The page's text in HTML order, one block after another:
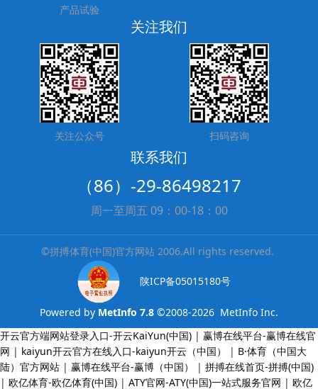
产品试验
关注我们
关注公众号 扫码咨询
联系我们
（86）-29-86498217
周一至周五 09：00-18：00
©拼搏体育(中国)官方网站 2006.All rights reserved.
陕ICP备05015180号
Powered by MetInfo 7.8 ©2008-2026 MetInfo Inc.
开云官方端网站登录入口-开云KaiYun(中国) | 赢博在线平台-赢博在线官
网 | kaiyun开云官方在线入口-kaiyun开云（中国） | B·体育（中国大
陆）官方网站 | 赢博在线平台-赢博（中国） | 拼搏在线首页-拼搏(中国)
| 欧亿体育-欧亿体育(中国) | ATY官网-ATY(中国)一站式服务官网 | 欧亿